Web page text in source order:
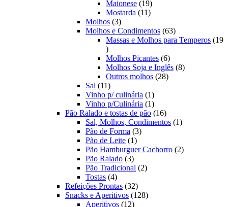
produtos
Maionese 1919
produtos
Mostarda 1111
Molhos 33
produtos
Molhos e Condimentos 6363
produtos
Massas e Molhos para Temperos 19
19
produtos
Molhos Picantes 66
produtos
Molhos Soja e Inglês 88
Outros molhos 2828
Sal 1111
produtos
Vinho p/ culinária 11
produto
Vinho p/Culinária 11
produto
Pão Ralado e tostas de pão 1616
produtos
Sal, Molhos, Condimentos 11
Pão de Forma 33
Pão de Leite 11
produto
Pão Hamburguer Cachorro 22
Pão Ralado 33
produtos
Pão Tradicional 22
Tostas 44
produtos
Refeições Prontas 3232
produtos
Snacks e Aperitivos 128128
Aperitivos 1212